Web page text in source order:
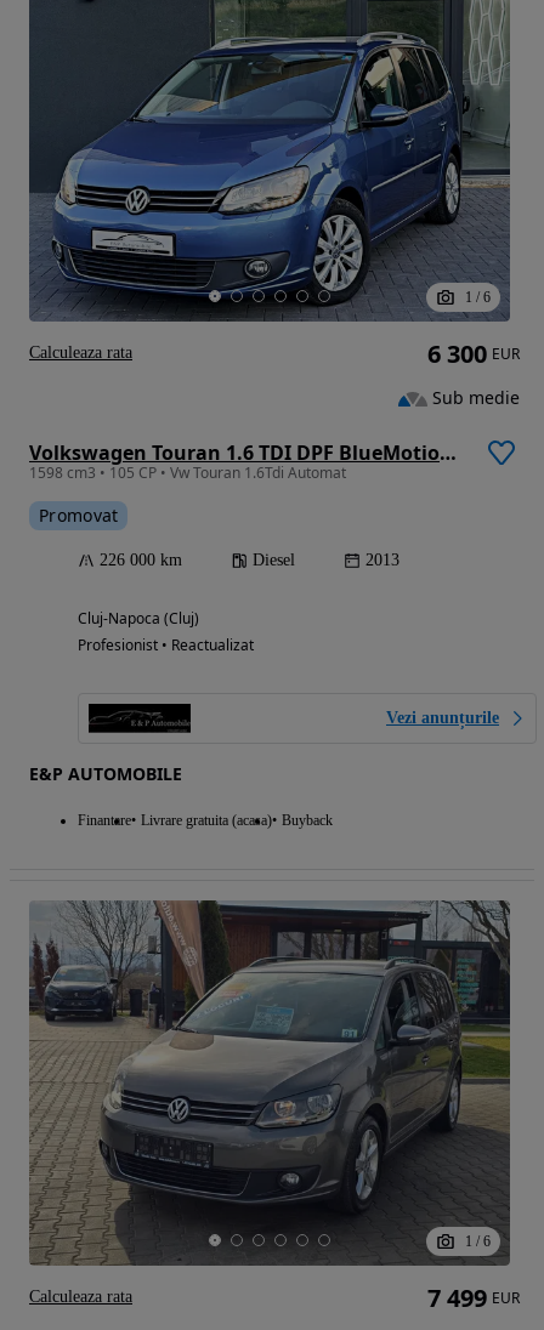
1 / 6
Volkswagen Touran 1.6 TDI DPF BlueMotion Technology DSG Cup
1598 cm3 • 105 CP • Vw Touran 1.6Tdi Automat
Promovat
226 000 km Diesel 2013
Cluj-Napoca (Cluj)
Profesionist • Reactualizat
Vezi anunțurile
E&P AUTOMOBILE
Finantare Livrare gratuita (acasa) Buyback
6 300 EUR
Sub medie
Calculeaza rata
1 / 6
7 499 EUR
Calculeaza rata